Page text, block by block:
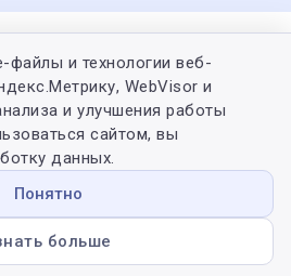
и технологии веб-
WebVisor и
и улучшения работы
сайтом, вы
данных.
Понятно
больше